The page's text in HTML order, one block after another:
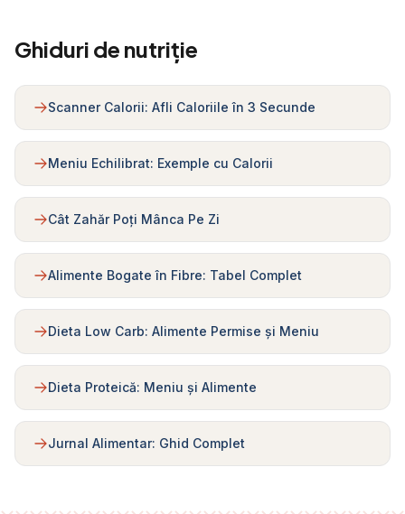
Ghiduri de nutriție
Scanner Calorii: Afli Caloriile în 3 Secunde
Meniu Echilibrat: Exemple cu Calorii
Cât Zahăr Poți Mânca Pe Zi
Alimente Bogate în Fibre: Tabel Complet
Dieta Low Carb: Alimente Permise și Meniu
Dieta Proteică: Meniu și Alimente
Jurnal Alimentar: Ghid Complet